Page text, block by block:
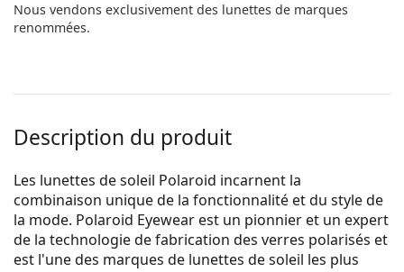
Nous vendons exclusivement des lunettes de marques
renommées.
Description du produit
Les lunettes de soleil Polaroid incarnent la
combinaison unique de la fonctionnalité et du style de
la mode. Polaroid Eyewear est un pionnier et un expert
de la technologie de fabrication des verres polarisés et
est l'une des marques de lunettes de soleil les plus